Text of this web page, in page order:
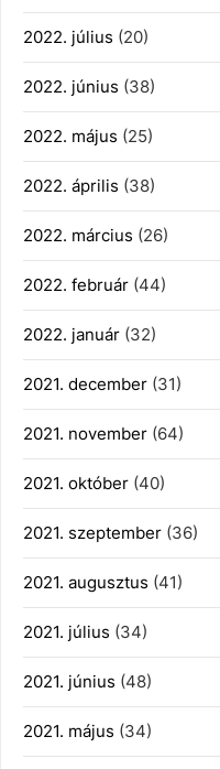
2022. július (20)
2022. június (38)
2022. május (25)
2022. április (38)
2022. március (26)
2022. február (44)
2022. január (32)
2021. december (31)
2021. november (64)
2021. október (40)
2021. szeptember (36)
2021. augusztus (41)
2021. július (34)
2021. június (48)
2021. május (34)